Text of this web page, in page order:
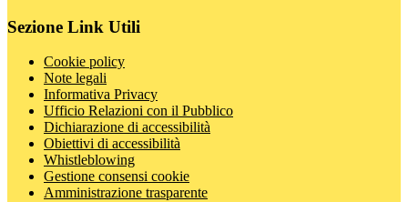
Sezione Link Utili
Cookie policy
Note legali
Informativa Privacy
Ufficio Relazioni con il Pubblico
Dichiarazione di accessibilità
Obiettivi di accessibilità
Whistleblowing
Gestione consensi cookie
Amministrazione trasparente